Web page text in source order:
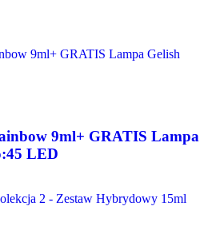
9ml+ GRATIS Lampa
LED